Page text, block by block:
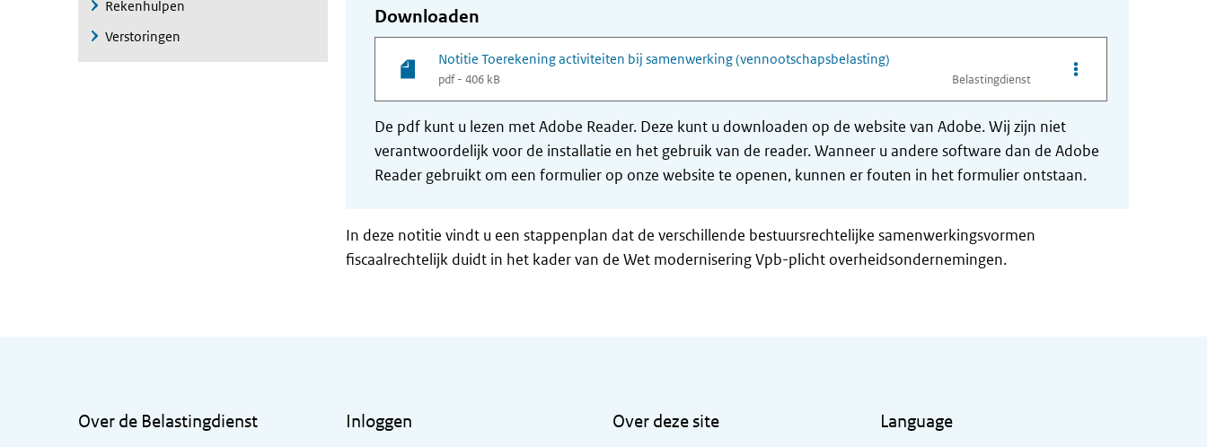
Rekenhulpen
Verstoringen
Downloaden
Notitie Toerekening activiteiten bij samenwerking (vennootschapsbelasting)
pdf - 406 kB Belastingdienst
Opties van bestand
De pdf kunt u lezen met Adobe Reader. Deze kunt u downloaden op de website van Adobe. Wij zijn niet
verantwoordelijk voor de installatie en het gebruik van de reader. Wanneer u andere software dan de Adobe
Reader gebruikt om een formulier op onze website te openen, kunnen er fouten in het formulier ontstaan.
In deze notitie vindt u een stappenplan dat de verschillende bestuursrechtelijke samenwerkingsvormen
fiscaalrechtelijk duidt in het kader van de Wet modernisering Vpb-plicht overheidsondernemingen.
Over de Belastingdienst Inloggen Over deze site Language